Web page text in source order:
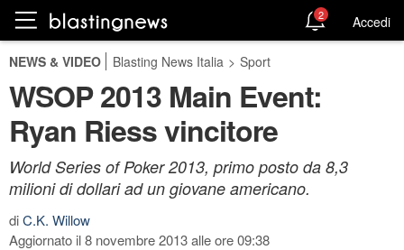
2 Accedi
NEWS & VIDEO Blasting News Italia > Sport
WSOP 2013 Main Event:
Ryan Riess vincitore
World Series of Poker 2013, primo posto da 8,3
milioni di dollari ad un giovane americano.
diC.K. Willow
Aggiornato il 8 novembre 2013 alle ore 09:38